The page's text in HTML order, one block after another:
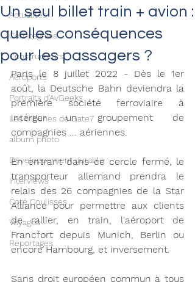
Actualités
Compagnies
Constructeurs
Aéroports
Portraits d'AvGeeks
Les tribunes de Gate7
album photo
Développement durable
Interviews
Coté Coulisses
Voyages
Reportages
Un seul billet train + avion :
quelles conséquences
pour les passagers ?
Paris le 8 juillet 2022 - Dès le 1er
août, la Deutsche Bahn deviendra la
première société ferroviaire à
intérger un groupement de
compagnies ... aériennes.
En entrant dans ce cercle fermé, le
transporteur allemand prendra le
relais des 26 compagnies de la Star
Alliance pour permettre aux clients
de rallier, en train, l'aéroport de
Francfort depuis Munich, Berlin ou
encore Hambourg, et inversement.
Sans droit européen commun à tous